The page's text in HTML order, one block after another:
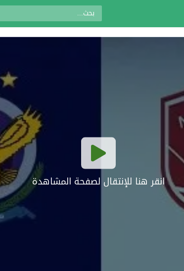
انقر هنا للإنتقال لصفحة المشاهدة